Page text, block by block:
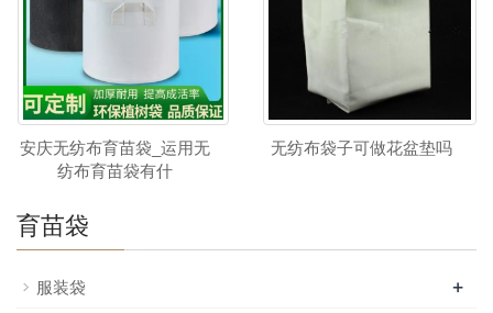
安庆无纺布育苗袋_运用无
纺布育苗袋有什
无纺布袋子可做花盆垫吗
育苗袋
服装袋 +